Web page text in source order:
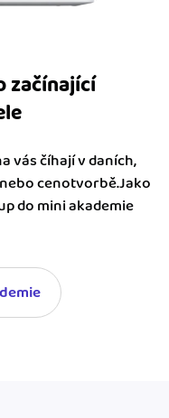
začínající
vás číhají v daních,
cenotvorbě.Jako
do mini akademie